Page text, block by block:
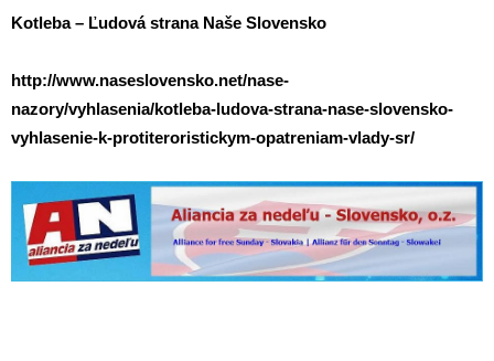
Kotleba – Ľudová strana Naše Slovensko
http://www.naseslovensko.net/nase-
nazory/vyhlasenia/kotleba-ludova-strana-nase-slovensko-
vyhlasenie-k-protiteroristickym-opatreniam-vlady-sr/